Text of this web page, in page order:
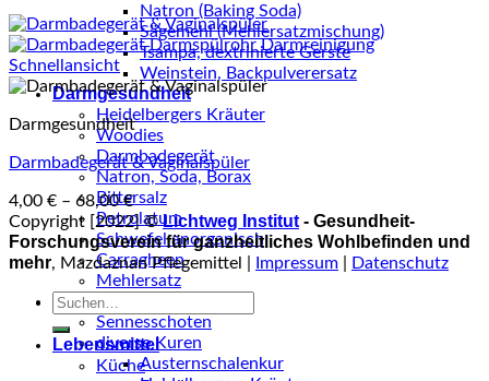
Natron (Baking Soda)
Sägemehl (Mehlersatzmischung)
Tsampa, dextrinierte Gerste
Weinstein, Backpulverersatz
Darmgesundheit
Heidelbergers Kräuter
Woodies
Darmbadegerät
Natron, Soda, Borax
Bittersalz
Petrolatum
Schwefel anorganisch
Carragheen
Mehlersatz
Entsäuerung
Sennesschoten
diverse Kuren
Austernschalenkur
Schnellansicht
Darmgesundheit
Darmbadegerät & Vaginalspüler
4,00 € – 68,00€
Copyright [2022] ©Lichtweg Institut - Gesundheit-
Forschungsverein für ganzheitliches Wohlbefinden und
mehr, Mazdaznan Pflegemittel | Impressum Datenschutz
Suche
nach:
Lebensmittel
Küche